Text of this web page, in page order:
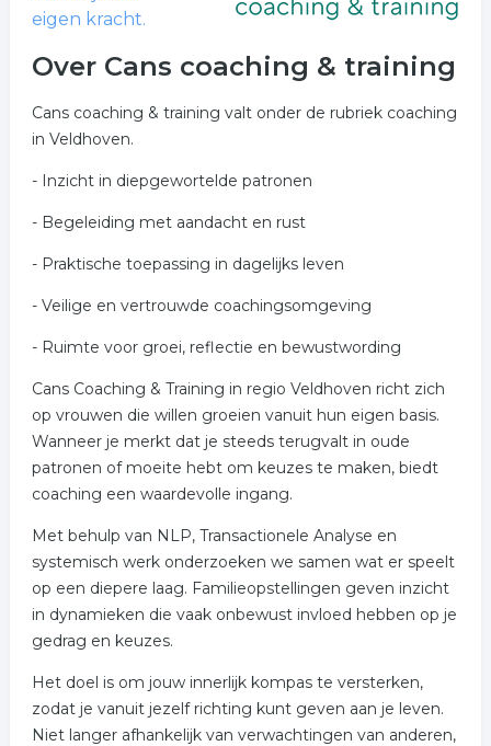
eigen kracht.
Over Cans coaching & training
Cans coaching & training valt onder de rubriek coaching
in Veldhoven.
- Inzicht in diepgewortelde patronen
- Begeleiding met aandacht en rust
- Praktische toepassing in dagelijks leven
- Veilige en vertrouwde coachingsomgeving
- Ruimte voor groei, reflectie en bewustwording
Cans Coaching & Training in regio Veldhoven richt zich
op vrouwen die willen groeien vanuit hun eigen basis.
Wanneer je merkt dat je steeds terugvalt in oude
patronen of moeite hebt om keuzes te maken, biedt
coaching een waardevolle ingang.
Met behulp van NLP, Transactionele Analyse en
systemisch werk onderzoeken we samen wat er speelt
op een diepere laag. Familieopstellingen geven inzicht
in dynamieken die vaak onbewust invloed hebben op je
gedrag en keuzes.
Het doel is om jouw innerlijk kompas te versterken,
zodat je vanuit jezelf richting kunt geven aan je leven.
Niet langer afhankelijk van verwachtingen van anderen,